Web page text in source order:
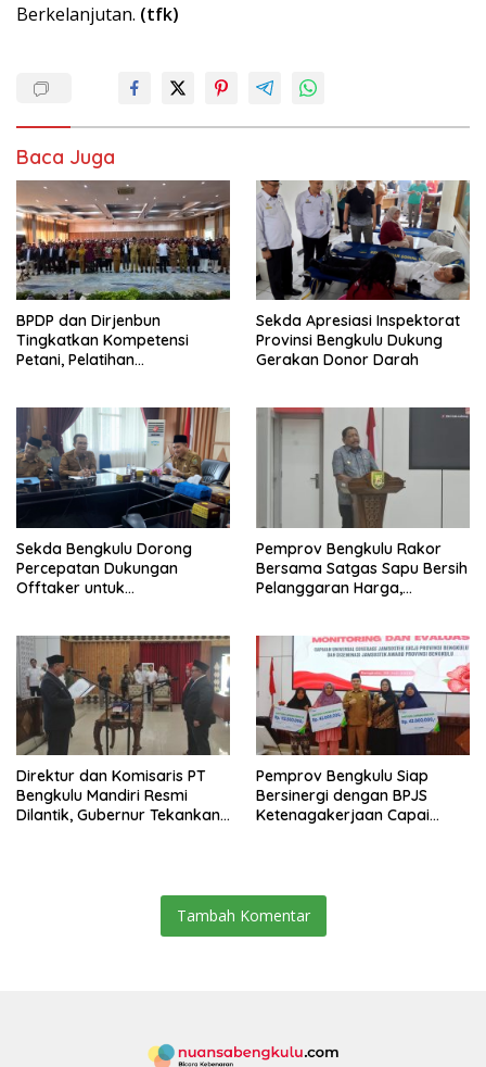
Berkelanjutan. (tfk)
Baca Juga
BPDP dan Dirjenbun
Tingkatkan Kompetensi
Petani, Pelatihan
Dibuka di Bengkulu
Sekda Apresiasi Inspektorat
Provinsi Bengkulu Dukung
Gerakan Donor Darah
Sekda Bengkulu Dorong
Percepatan Dukungan
Offtaker untuk
Pemprov Bengkulu Rakor
Bersama Satgas Sapu Bersih
Pelanggaran Harga,
Masih Jadi Sorotan
Direktur dan Komisaris PT
Bengkulu Mandiri Resmi
Dilantik, Gubernur Tekankan
Pemprov Bengkulu Siap
Bersinergi dengan BPJS
Ketenagakerjaan Capai
Tambah Komentar